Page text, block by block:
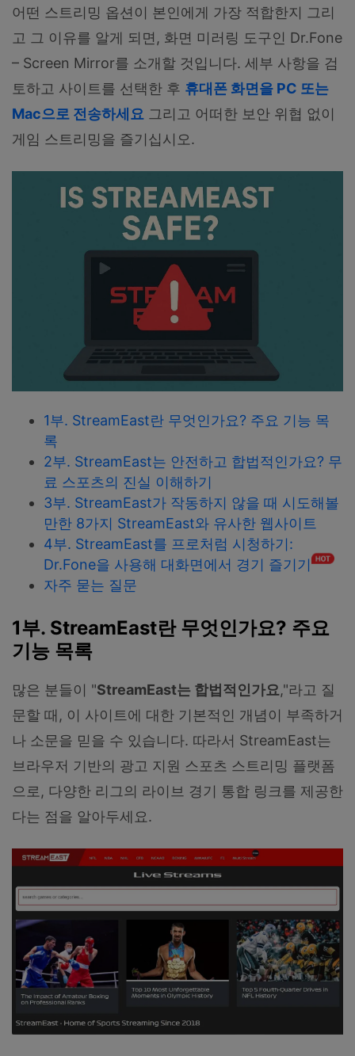
어떤 스트리밍 옵션이 본인에게 가장 적합한지 그리
고 그 이유를 알게 되면, 화면 미러링 도구인 Dr.Fone
– Screen Mirror를 소개할 것입니다. 세부 사항을 검
토하고 사이트를 선택한 후 휴대폰 화면을 PC 또는
Mac으로 전송하세요 그리고 어떠한 보안 위협 없이
게임 스트리밍을 즐기십시오.
1부. StreamEast란 무엇인가요? 주요 기능 목
록
2부. StreamEast는 안전하고 합법적인가요? 무
료 스포츠의 진실 이해하기
3부. StreamEast가 작동하지 않을 때 시도해볼
만한 8가지 StreamEast와 유사한 웹사이트
4부. StreamEast를 프로처럼 시청하기:
Dr.Fone을 사용해 대화면에서 경기 즐기기
자주 묻는 질문
1부. StreamEast란 무엇인가요? 주요
기능 목록
많은 분들이 "StreamEast는 합법적인가요,"라고 질
문할 때, 이 사이트에 대한 기본적인 개념이 부족하거
나 소문을 믿을 수 있습니다. 따라서 StreamEast는
브라우저 기반의 광고 지원 스포츠 스트리밍 플랫폼
으로, 다양한 리그의 라이브 경기 통합 링크를 제공한
다는 점을 알아두세요.